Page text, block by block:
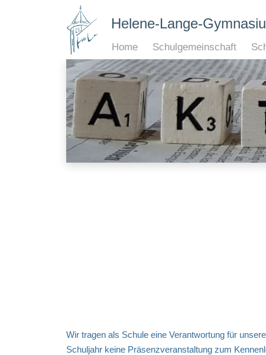
Helene-Lange-
Home Schulgemeinschaft
Wir tragen als Schule eine Verantwortung für
Schuljahr keine Präsenzveranstaltung zum